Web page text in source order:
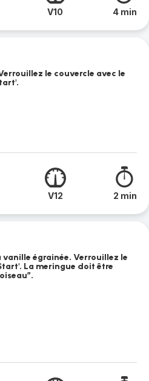
V10 4 min
le couvercle avec le
V12 2 min
égrainée. Verrouillez le
La meringue doit être